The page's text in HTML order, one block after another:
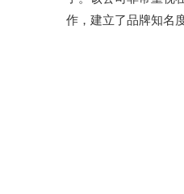
作，建立了品牌知名